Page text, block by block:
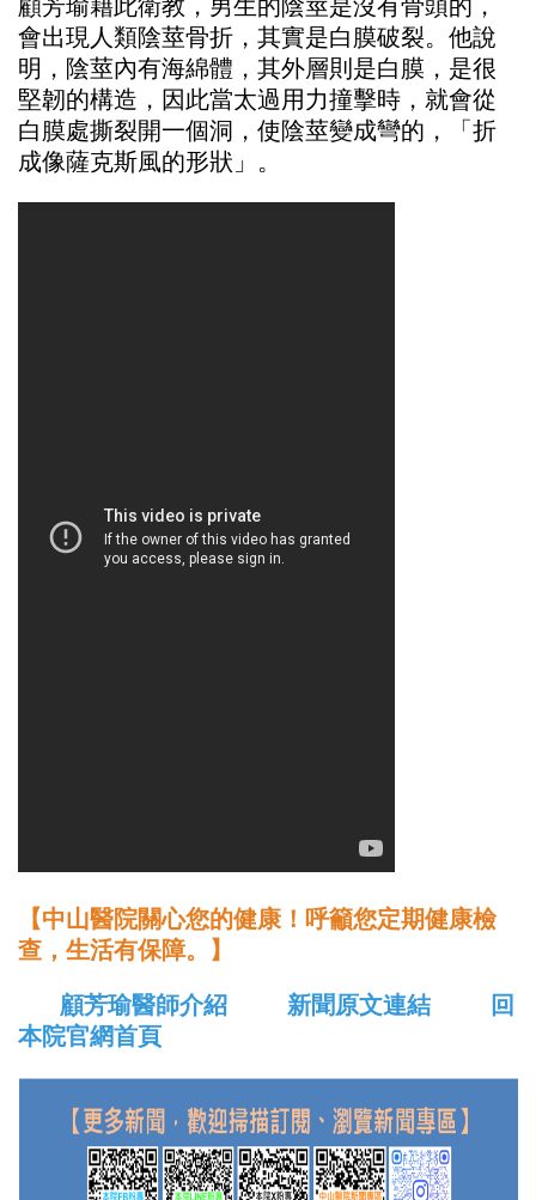
顧芳瑜藉此衛教，男生的陰莖是沒有骨頭的，
會出現人類陰莖骨折，其實是白膜破裂。他說
明，陰莖內有海綿體，其外層則是白膜，是很
堅韌的構造，因此當太過用力撞擊時，就會從
白膜處撕裂開一個洞，使陰莖變成彎的，「折
成像薩克斯風的形狀」。
【中山醫院關心您的健康！呼籲您定期健康檢
查，生活有保障。】
顧芳瑜醫師介紹
新聞原文連結
回
本院官網首頁